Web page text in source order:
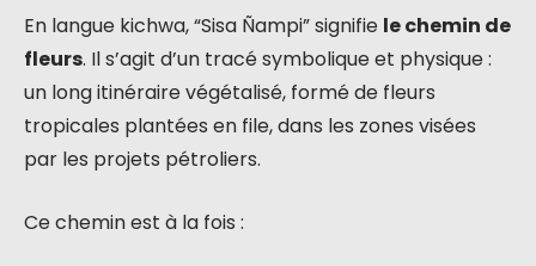
En langue kichwa, “Sisa Ñampi” signifie le chemin de
fleurs. Il s’agit d’un tracé symbolique et physique :
un long itinéraire végétalisé, formé de fleurs
tropicales plantées en file, dans les zones visées
par les projets pétroliers.
Ce chemin est à la fois :